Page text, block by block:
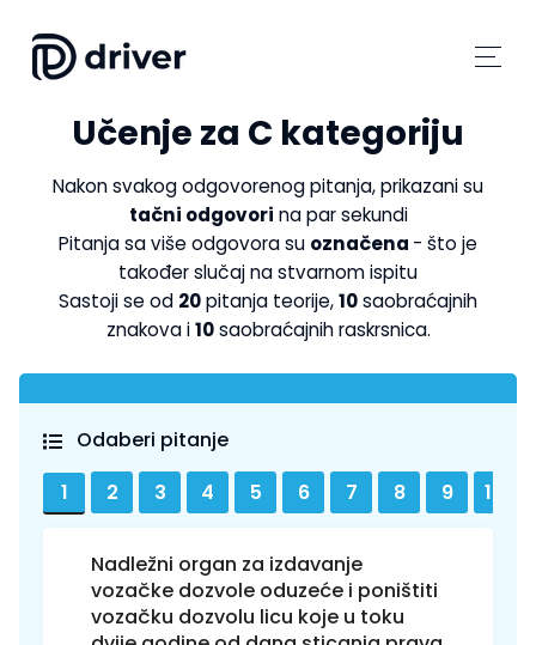
Učenje za C kategoriju
Nakon svakog odgovorenog pitanja, prikazani su
tačni odgovori na par sekundi
Pitanja sa više odgovora su označena - što je
također slučaj na stvarnom ispitu
Sastoji se od 20pitanja teorije,10saobraćajnih
znakova i10saobraćajnih raskrsnica.
Odaberi pitanje
Nadležni organ za izdavanje
vozačke dozvole oduzeće i poništiti
vozačku dozvolu licu koje u toku